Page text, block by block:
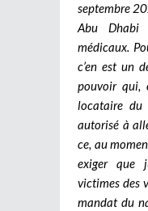
septembre
Abu
médicaux.
c’en est un
pouvoir qui,
locataire du
autorisé à
ce, au
exiger que
victimes des
mandat du